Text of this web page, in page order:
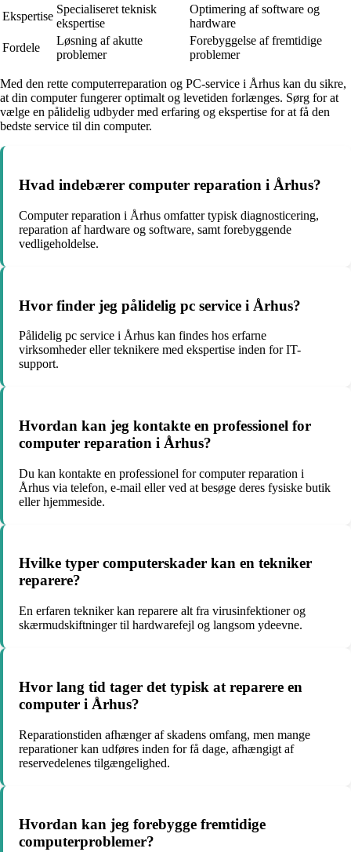
Ekspertise
Specialiseret teknisk
ekspertise
Optimering af software og
hardware
Fordele
Løsning af akutte
problemer
Forebyggelse af fremtidige
problemer
Med den rette computerreparation og PC-service i Århus kan du sikre,
at din computer fungerer optimalt og levetiden forlænges. Sørg for at
vælge en pålidelig udbyder med erfaring og ekspertise for at få den
bedste service til din computer.
Hvad indebærer computer reparation i Århus?
Computer reparation i Århus omfatter typisk diagnosticering,
reparation af hardware og software, samt forebyggende
vedligeholdelse.
Hvor finder jeg pålidelig pc service i Århus?
Pålidelig pc service i Århus kan findes hos erfarne
virksomheder eller teknikere med ekspertise inden for IT-
support.
Hvordan kan jeg kontakte en professionel for
computer reparation i Århus?
Du kan kontakte en professionel for computer reparation i
Århus via telefon, e-mail eller ved at besøge deres fysiske butik
eller hjemmeside.
Hvilke typer computerskader kan en tekniker
reparere?
En erfaren tekniker kan reparere alt fra virusinfektioner og
skærmudskiftninger til hardwarefejl og langsom ydeevne.
Hvor lang tid tager det typisk at reparere en
computer i Århus?
Reparationstiden afhænger af skadens omfang, men mange
reparationer kan udføres inden for få dage, afhængigt af
reservedelenes tilgængelighed.
Hvordan kan jeg forebygge fremtidige
computerproblemer?